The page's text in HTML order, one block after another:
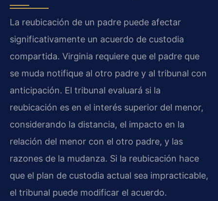
La reubicación de un padre puede afectar
significativamente un acuerdo de custodia
compartida. Virginia requiere que el padre que
se muda notifique al otro padre y al tribunal con
anticipación. El tribunal evaluará si la
reubicación es en el interés superior del menor,
considerando la distancia, el impacto en la
relación del menor con el otro padre, y las
razones de la mudanza. Si la reubicación hace
que el plan de custodia actual sea impracticable,
el tribunal puede modificar el acuerdo.